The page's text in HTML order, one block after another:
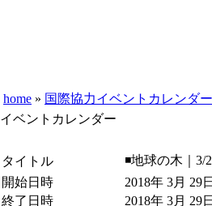
home » 国際協力イベントカレンダー
イベントカレンダー
タイトル
◾地球の木｜
開始日時
2018年 3月 29
終了日時
2018年 3月 29